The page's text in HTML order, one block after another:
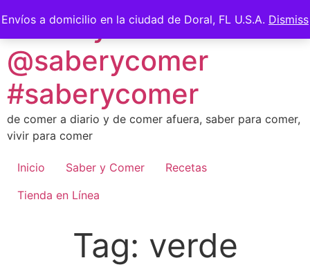
Envíos a domicilio en la ciudad de Doral, FL U.S.A. Dismiss
to
content
Saber y Comer -
@saberycomer
#saberycomer
de comer a diario y de comer afuera, saber para comer,
vivir para comer
Inicio Saber y Comer
Recetas
Tienda en Línea
Tag: verde